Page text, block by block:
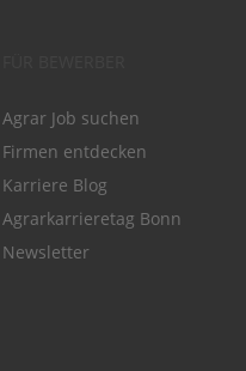
Agrar Job suchen
Firmen entdecken
Karriere Blog
Agrarkarrieretag Bonn
Newsletter